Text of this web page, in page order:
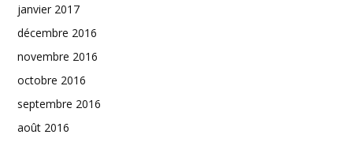
janvier 2017
décembre 2016
novembre 2016
octobre 2016
septembre 2016
août 2016